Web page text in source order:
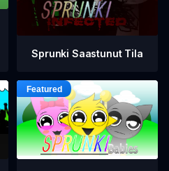
Sprunki Saastunut Tila